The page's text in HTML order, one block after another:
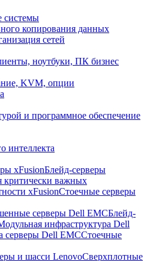
системы
копирования данных
сетей
ноутбуки, ПК бизнес
KVM, опции
и программное обеспечение
интеллекта
xFusionБлейд-серверы
критически важных
xFusionСтоечные серверы
серверы Dell EMCБлейд-
инфраструктура Dell
серверы Dell EMCСтоечные
и шасси LenovoСверхплотные